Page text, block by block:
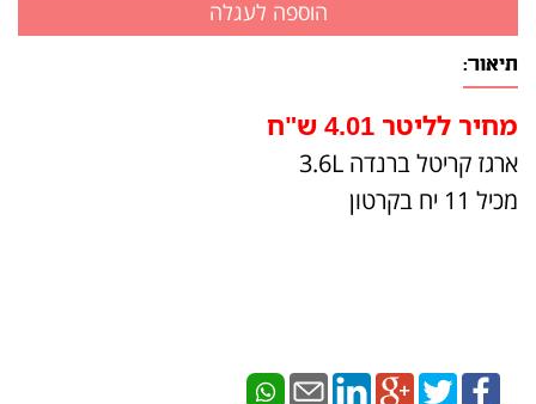
תיאור:
מחיר לליטר 4.01 ש"ח
ארגז קריטל ברנדה 3.6L
מכיל 11 יח בקרטון